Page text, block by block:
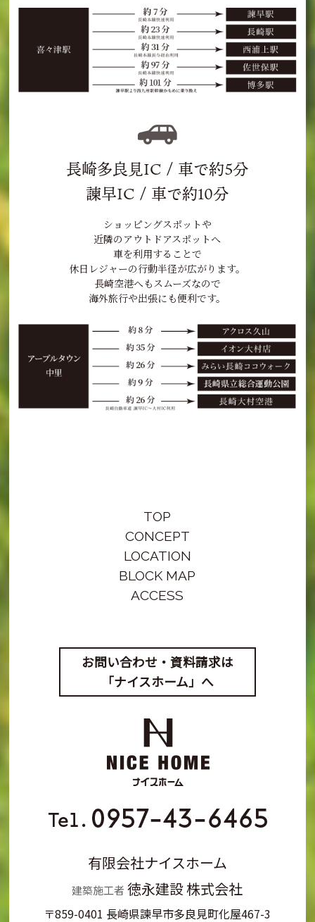
長崎多良見IC / 車で約5分
諫早IC / 車で約10分
ショッピングスポットや
近隣のアウトドアスポットへ
車を利用することで
休日レジャーの行動半径が広がります。
長崎空港へもスムーズなので
海外旅行や出張にも便利です。
TOP
CONCEPT
LOCATION
BLOCK MAP
ACCESS
お問い合わせ・資料請求は
「ナイスホーム」へ
有限会社ナイスホーム
建築施工者徳永建設 株式会社
〒859-0401 長崎県諫早市多良見町化屋467-3